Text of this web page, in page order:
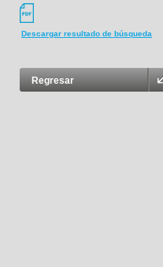
Descargar resultado de búsqueda
Regresar